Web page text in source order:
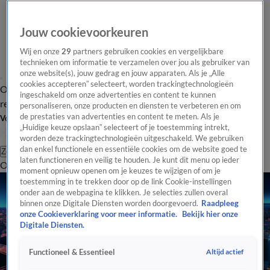
Overzicht Laatste nieuws Regionieuws Het beste van Hart
Tip de
redactie
Volg Hart van Nederland
Zoeken
OverzichtRegioUitzendingenWeerTip de redactiePanelVideo's
Jouw cookievoorkeuren
Wij en onze29 partners gebruiken cookies en vergelijkbare
technieken om informatie te verzamelen over jou als gebruiker van
onze website(s), jouw gedrag en jouw apparaten. Als je „Alle
cookies accepteren” selecteert, worden trackingtechnologieën
ingeschakeld om onze advertenties en content te kunnen
personaliseren, onze producten en diensten te verbeteren en om
de prestaties van advertenties en content te meten. Als je
„Huidige keuze opslaan” selecteert of je toestemming intrekt,
worden deze trackingtechnologieën uitgeschakeld. We gebruiken
dan enkel functionele en essentiële cookies om de website goed te
laten functioneren en veilig te houden. Je kunt dit menu op ieder
moment opnieuw openen om je keuzes te wijzigen of om je
toestemming in te trekken door op de link Cookie-instellingen
onder aan de webpagina te klikken. Je selecties zullen overal
binnen onze Digitale Diensten worden doorgevoerd. Raadpleeg
onze Cookieverklaring voor meer informatie.
Bekijk hier onze
Digitale Diensten.
Functioneel & Essentieel Altijd actief